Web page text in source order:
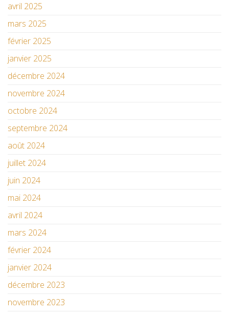
avril 2025
mars 2025
février 2025
janvier 2025
décembre 2024
novembre 2024
octobre 2024
septembre 2024
août 2024
juillet 2024
juin 2024
mai 2024
avril 2024
mars 2024
février 2024
janvier 2024
décembre 2023
novembre 2023